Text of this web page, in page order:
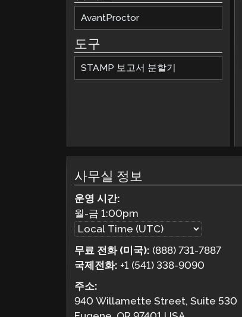
AvantProctor
도구
STAMP 보고서 분할기
사무실 정보
운영 시간:
월-금1:00pm
무료 전화 (미국): (888) 731-7887
국제전화: +1 (541) 338-9090
주소:
940 Willamette Street, Suite 530